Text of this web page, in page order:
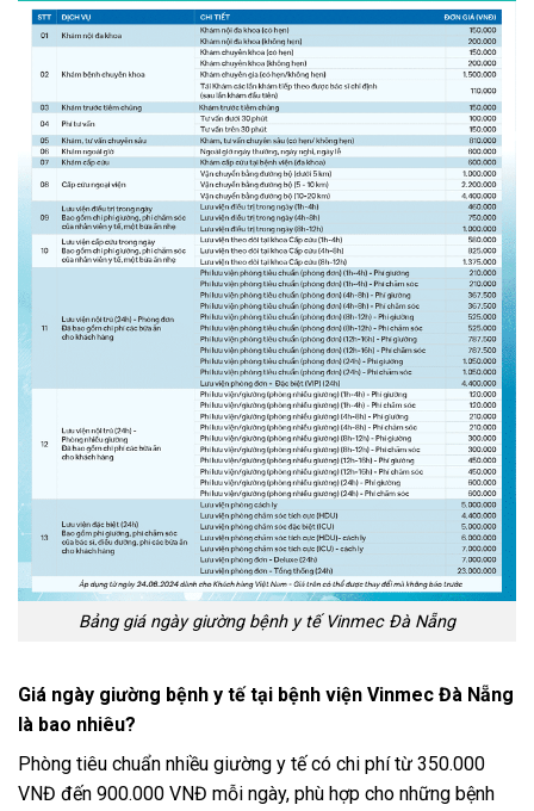
Bảng giá ngày giường bệnh y tế Vinmec Đà Nẵng
Giá ngày giường bệnh y tế tại bệnh viện Vinmec Đà Nẵng
là bao nhiêu?
Phòng tiêu chuẩn nhiều giường y tế có chi phí từ 350.000
VNĐ đến 900.000 VNĐ mỗi ngày, phù hợp cho những bệnh